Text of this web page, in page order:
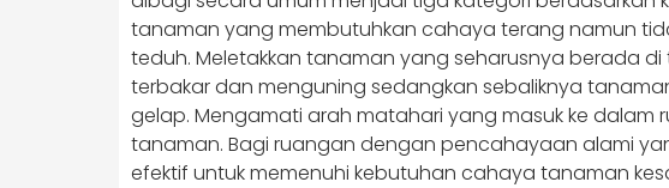
tanaman yang membutuhkan cahaya terang namun
teduh. Meletakkan tanaman yang seharusnya berada
terbakar dan menguning sedangkan sebaliknya
gelap. Mengamati arah matahari yang masuk ke
tanaman. Bagi ruangan dengan pencahayaan alami
efektif untuk memenuhi kebutuhan cahaya tanaman